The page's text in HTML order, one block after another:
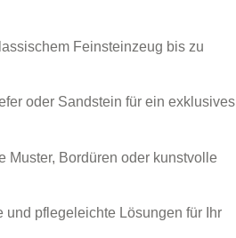
Feinsteinzeug bis zu
oder Sandstein für ein exklusives
Muster, Bordüren oder kunstvolle
und pflegeleichte Lösungen für Ihr